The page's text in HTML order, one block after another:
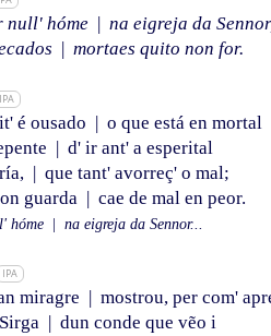
null' hóme | na eigreja da
| mortaes quito non for.
IPA
é ousado | o que está en mortal
| d' ir ant' a esperital
| que tant' avorreç' o mal;
guarda | cae de mal en peor.
hóme na eigreja da Sennor...
IPA
miragre | mostrou, per com'
| dun conde que vẽo i